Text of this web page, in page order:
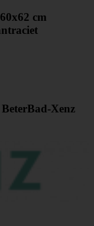
cm
Xenz